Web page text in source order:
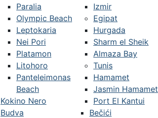
Paralia
Olympic Beach
Leptokaria
Nei Pori
Platamon
Litohoro
Panteleimonas
Beach
Kokino Nero
Budva
Bečići
Izmir
Egipat
Hurgada
Sharm el Sheik
Almaza Bay
Tunis
Hamamet
Jasmin Hamamet
Port El Kantui